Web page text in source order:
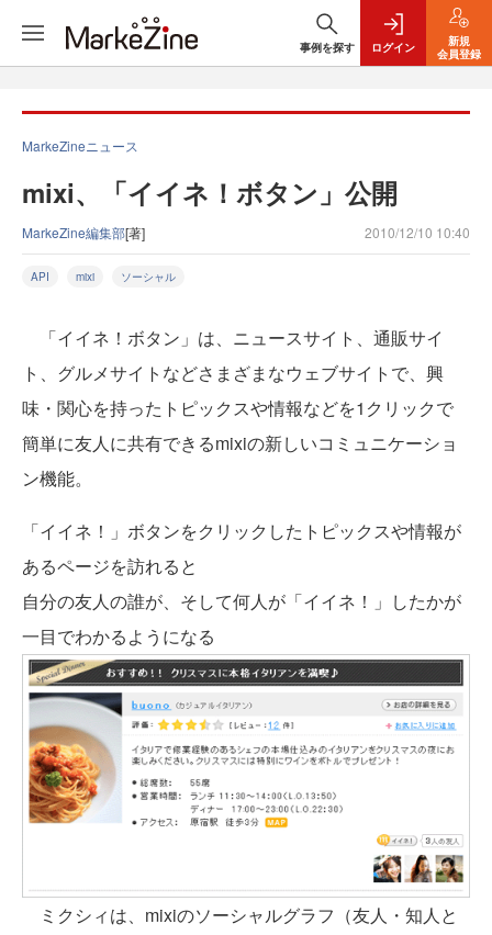
事例を探す ログイン
新規
会員登録
MarkeZineニュース
mixi、「イイネ！ボタン」公開
MarkeZine編集部[著] 2010/12/10 10:40
API mixi ソーシャル
「イイネ！ボタン」は、ニュースサイト、通販サイ
ト、グルメサイトなどさまざまなウェブサイトで、興
味・関心を持ったトピックスや情報などを1クリックで
簡単に友人に共有できるmixiの新しいコミュニケーショ
ン機能。
「イイネ！」ボタンをクリックしたトピックスや情報が
あるページを訪れると
自分の友人の誰が、そして何人が「イイネ！」したかが
一目でわかるようになる
ミクシィは、mixiのソーシャルグラフ（友人・知人と